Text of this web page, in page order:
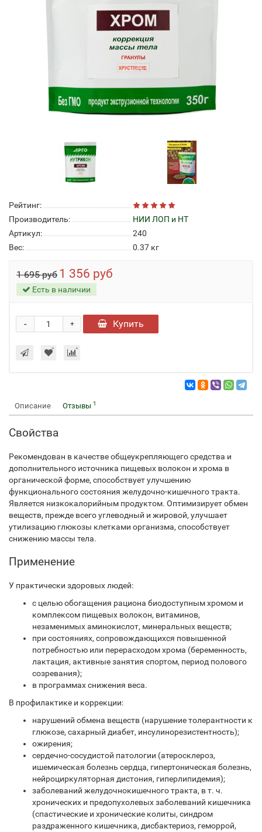
Рейтинг:
Производитель:
НИИ ЛОП и НТ
Артикул:
240
Вес:
0.37 кг
1 695 руб 1 356 руб
Есть в наличии
+
- Купить
Описание Отзывы 1
Свойства
Рекомендован в качестве общеукрепляющего средства и
дополнительного источника пищевых волокон и хрома в
органической форме, способствует улучшению
функционального состояния желудочно-­кишечного тракта.
Является низкокалорийным продуктом. Оптимизирует обмен
веществ, прежде всего углеводный и жировой, улучшает
утилизацию глюкозы клетками организма, способствует
снижению массы тела.
Применение
У практически здоровых людей:
с целью обогащения рациона биодоступным хромом и
комплексом пищевых волокон, витаминов,
незаменимых аминокислот, минеральных веществ;
при состояниях, сопровождающихся повышенной
потребностью или перерасходом хрома (беременность,
лактация, активные занятия спортом, период полового
созревания);
в программах снижения веса.
В профилактике и коррекции:
нарушений обмена веществ (нарушение толерантности к
глюкозе, сахарный диабет, инсулинорезистентность);
ожирения;
сердечно-сосудистой патологии (атеросклероз,
ишемическая болезнь сердца, гипертоническая болезнь,
нейроциркуляторная дистония, гиперлипидемия);
заболеваний желудочно­кишечного тракта, в т. ч.
хронических и предопухолевых заболеваний кишечника
(спастические и хронические колиты, синдром
раздраженного кишечника, дисбактериоз, геморрой,